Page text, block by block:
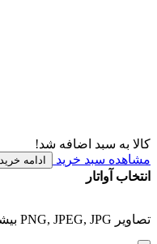
کالا به سبد اضافه شد!
مشاهده سبد خرید
ادامه خرید
انتخاب آواتار
تصاویر PNG, JPEG, JPG بیشترین حجم مجاز 3 مگابایت